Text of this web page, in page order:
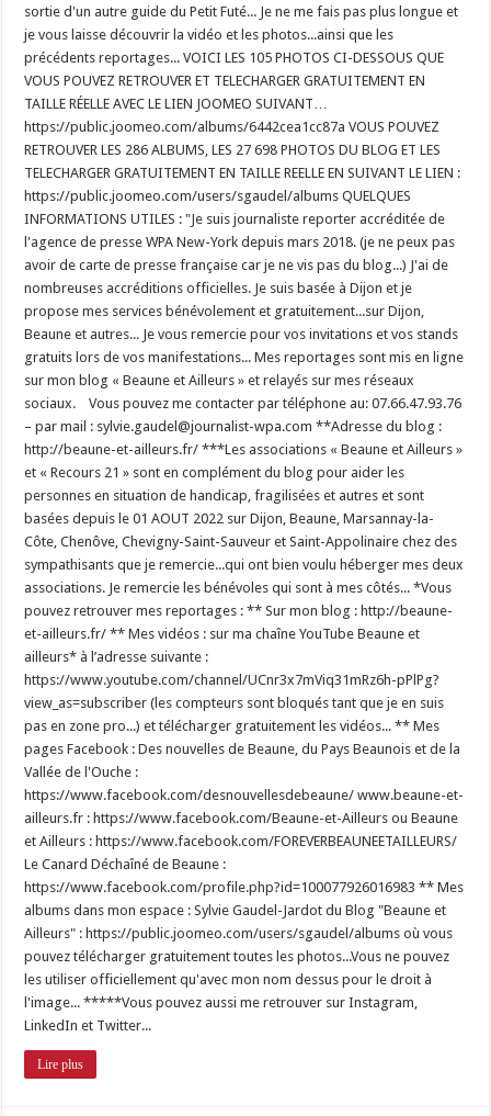
sortie d'un autre guide du Petit Futé... Je ne me fais pas plus longue et
je vous laisse découvrir la vidéo et les photos...ainsi que les
précédents reportages... VOICI LES 105 PHOTOS CI-DESSOUS QUE
VOUS POUVEZ RETROUVER ET TELECHARGER GRATUITEMENT EN
TAILLE RÉELLE AVEC LE LIEN JOOMEO SUIVANT…
https://public.joomeo.com/albums/6442cea1cc87a VOUS POUVEZ
RETROUVER LES 286 ALBUMS, LES 27 698 PHOTOS DU BLOG ET LES
TELECHARGER GRATUITEMENT EN TAILLE REELLE EN SUIVANT LE LIEN :
https://public.joomeo.com/users/sgaudel/albums QUELQUES
INFORMATIONS UTILES : "Je suis journaliste reporter accréditée de
l'agence de presse WPA New-York depuis mars 2018. (je ne peux pas
avoir de carte de presse française car je ne vis pas du blog...) J'ai de
nombreuses accréditions officielles. Je suis basée à Dijon et je
propose mes services bénévolement et gratuitement...sur Dijon,
Beaune et autres... Je vous remercie pour vos invitations et vos stands
gratuits lors de vos manifestations... Mes reportages sont mis en ligne
sur mon blog « Beaune et Ailleurs » et relayés sur mes réseaux
sociaux. Vous pouvez me contacter par téléphone au: 07.66.47.93.76
– par mail : sylvie.gaudel@journalist-wpa.com **Adresse du blog :
http://beaune-et-ailleurs.fr/ ***Les associations « Beaune et Ailleurs »
et « Recours 21 » sont en complément du blog pour aider les
personnes en situation de handicap, fragilisées et autres et sont
basées depuis le 01 AOUT 2022 sur Dijon, Beaune, Marsannay-la-
Côte, Chenôve, Chevigny-Saint-Sauveur et Saint-Appolinaire chez des
sympathisants que je remercie...qui ont bien voulu héberger mes deux
associations. Je remercie les bénévoles qui sont à mes côtés... *Vous
pouvez retrouver mes reportages : ** Sur mon blog : http://beaune-
et-ailleurs.fr/ ** Mes vidéos : sur ma chaîne YouTube Beaune et
ailleurs* à l’adresse suivante :
https://www.youtube.com/channel/UCnr3x7mViq31mRz6h-pPlPg?
view_as=subscriber (les compteurs sont bloqués tant que je en suis
pas en zone pro...) et télécharger gratuitement les vidéos... ** Mes
pages Facebook : Des nouvelles de Beaune, du Pays Beaunois et de la
Vallée de l'Ouche :
https://www.facebook.com/desnouvellesdebeaune/ www.beaune-et-
ailleurs.fr : https://www.facebook.com/Beaune-et-Ailleurs ou Beaune
et Ailleurs : https://www.facebook.com/FOREVERBEAUNEETAILLEURS/
Le Canard Déchaîné de Beaune :
https://www.facebook.com/profile.php?id=100077926016983 ** Mes
albums dans mon espace : Sylvie Gaudel-Jardot du Blog "Beaune et
Ailleurs" : https://public.joomeo.com/users/sgaudel/albums où vous
pouvez télécharger gratuitement toutes les photos...Vous ne pouvez
les utiliser officiellement qu'avec mon nom dessus pour le droit à
l'image... *****Vous pouvez aussi me retrouver sur Instagram,
LinkedIn et Twitter...
Lire plus